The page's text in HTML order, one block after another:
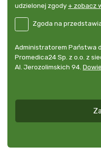
o
wycofania
dowolnym
momencie
udzielonej
udzielonej zgody+ zobacz
DE
przedstawianie
Zgoda na
Administrator
danych
osobowych
Administratorem Państwa
Promedica24 Sp. z o.o. z
Al. Jerozolimskich 94.